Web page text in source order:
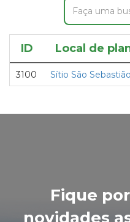
ID Local de
3100 Sítio São
Fique
novidades